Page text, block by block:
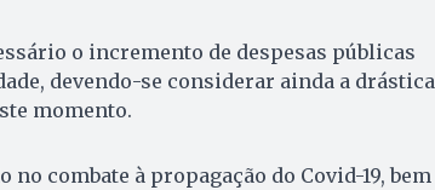
o incremento de despesas públicas
devendo-se considerar ainda a drástica
momento.
combate à propagação do Covid-19, bem